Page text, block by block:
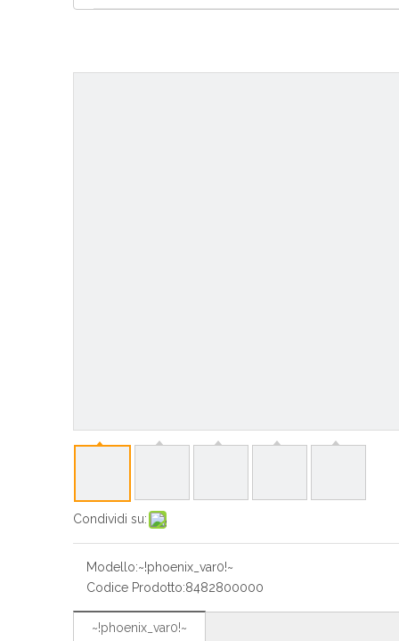
Condividi su:
Modello:~!phoenix_var0!~
Codice Prodotto:8482800000
~!phoenix_var0!~